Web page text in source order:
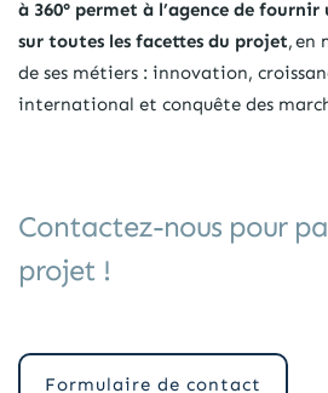
à 360° permet à l’agence de
sur toutes les facettes du projet, en
de ses métiers : innovation,
international et conquête des
Contactez-nous pour
projet !
Formulaire de contact